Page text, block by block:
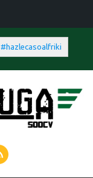
#hazlecasoalfriki